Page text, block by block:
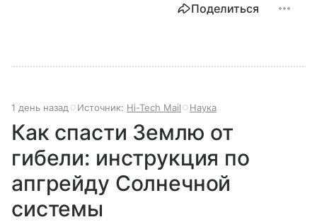
Поделиться
1 день назад Источник: Hi-Tech Mail Наука
Как спасти Землю от
гибели: инструкция по
апгрейду Солнечной
системы